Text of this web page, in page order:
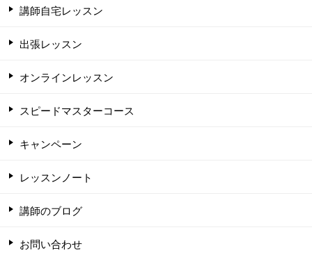
講師自宅レッスン
出張レッスン
オンラインレッスン
スピードマスターコース
キャンペーン
レッスンノート
講師のブログ
お問い合わせ